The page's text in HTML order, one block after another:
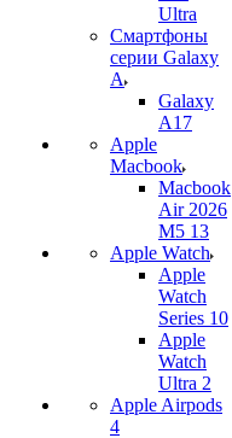
Ultra
Смартфоны
серии Galaxy
A
Galaxy
A17
Apple
Macbook
Macbook
Air 2026
M5 13
Apple Watch
Apple
Watch
Series 10
Apple
Watch
Ultra 2
Apple Airpods
4